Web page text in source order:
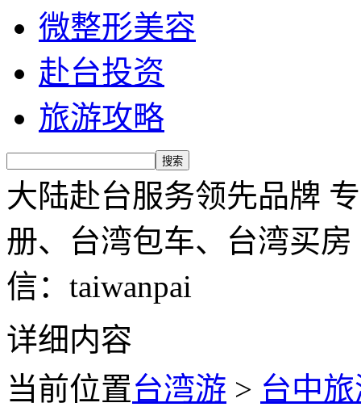
微整形美容
赴台投资
旅游攻略
大陆赴台服务领先品牌
册、台湾包车、台湾买房
信：taiwanpai
详细内容
当前位置台湾游 > 台中